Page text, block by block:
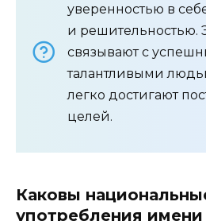
уверенностью в
и решительностью.
связывают с
талантливыми
легко достигают
целей.
Каковы
употребления